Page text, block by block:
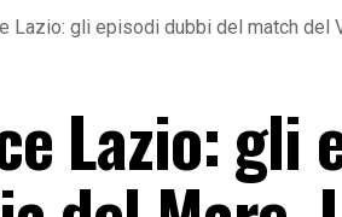
Lazio: gli episodi dubbi del match del
Lazio: gli